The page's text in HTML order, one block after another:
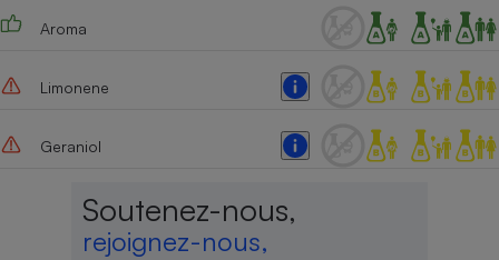
Aroma
Limonene
Geraniol
Soutenez-nous,
rejoignez-nous,